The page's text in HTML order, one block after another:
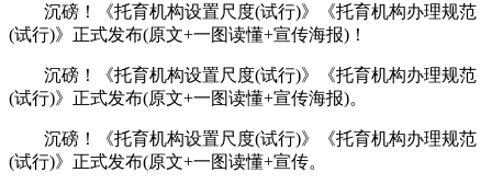
沉磅！《托育机构设置尺度(试行)》《托育机构办理规范
(试行)》正式发布(原文+一图读懂+宣传海报)！
沉磅！《托育机构设置尺度(试行)》《托育机构办理规范
(试行)》正式发布(原文+一图读懂+宣传海报)。
沉磅！《托育机构设置尺度(试行)》《托育机构办理规范
(试行)》正式发布(原文+一图读懂+宣传。